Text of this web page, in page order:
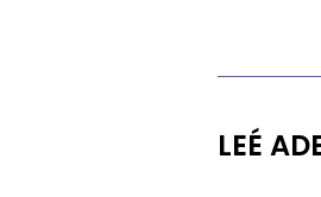
LEÉ